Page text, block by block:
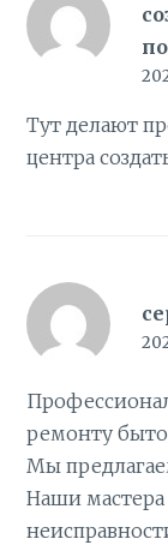
Тут делают
центра
ремонту
Мы
Наши мастера